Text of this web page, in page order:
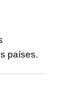
países.